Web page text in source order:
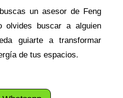
un asesor de Feng
olvides buscar a alguien
guiarte a transformar
de tus espacios.